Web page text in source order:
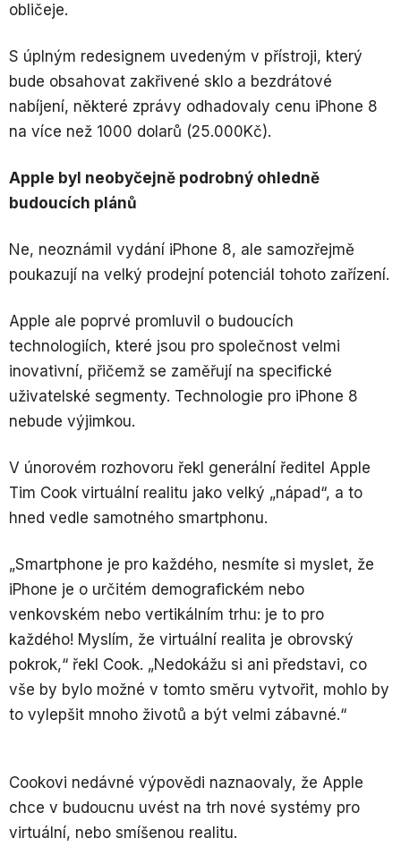
obličeje.
S úplným redesignem uvedeným v přístroji, který
bude obsahovat zakřivené sklo a bezdrátové
nabíjení, některé zprávy odhadovaly cenu iPhone 8
na více než 1000 dolarů (25.000Kč).
Apple byl neobyčejně podrobný ohledně
budoucích plánů
Ne, neoznámil vydání iPhone 8, ale samozřejmě
poukazují na velký prodejní potenciál tohoto zařízení.
Apple ale poprvé promluvil o budoucích
technologiích, které jsou pro společnost velmi
inovativní, přičemž se zaměřují na specifické
uživatelské segmenty. Technologie pro iPhone 8
nebude výjimkou.
V únorovém rozhovoru řekl generální ředitel Apple
Tim Cook virtuální realitu jako velký „nápad“, a to
hned vedle samotného smartphonu.
„Smartphone je pro každého, nesmíte si myslet, že
iPhone je o určitém demografickém nebo
venkovském nebo vertikálním trhu: je to pro
každého! Myslím, že virtuální realita je obrovský
pokrok,“ řekl Cook. „Nedokážu si ani představi, co
vše by bylo možné v tomto směru vytvořit, mohlo by
to vylepšit mnoho životů a být velmi zábavné.“
Cookovi nedávné výpovědi naznaovaly, že Apple
chce v budoucnu uvést na trh nové systémy pro
virtuální, nebo smíšenou realitu.